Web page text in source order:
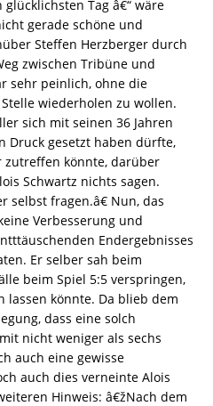
Tag â€“ wäre
gerade schöne und
Steffen Herzberger durch
zwischen Tribüne und
sehr peinlich, ohne die
wiederholen zu wollen.
sich mit seinen 36 Jahren
Druck gesetzt haben dürfte,
zutreffen könnte, darüber
Schwartz nichts sagen.
selbst fragen.â€ Nun, das
Verbesserung und
Endergebnisses
Er selber sah beim
beim Spiel 5:5 verspringen,
lassen könnte. Da blieb dem
dass eine solch
nicht weniger als sechs
auch eine gewisse
auch dies verneinte Alois
Hinweis: â€žNach dem